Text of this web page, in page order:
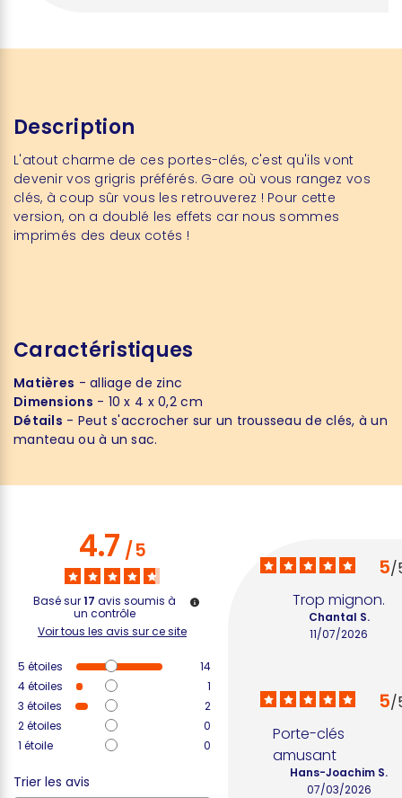
Description
L'atout charme de ces portes-clés, c'est qu'ils vont
devenir vos grigris préférés. Gare où vous rangez vos
clés, à coup sûr vous les retrouverez ! Pour cette
version, on a doublé les effets car nous sommes
imprimés des deux cotés !
Caractéristiques
Matières - alliage de zinc
Dimensions - 10 x 4 x 0,2 cm
Détails - Peut s'accrocher sur un trousseau de clés, à un
manteau ou à un sac.
4.7/5
Basé sur17 avis soumis à
un contrôle
Voir tous les avis sur ce site
5 étoiles
14
4étoiles
1
3 étoiles
2
2étoiles
0
1 étoile 0
Trier les avis
5/
Trop mignon.
11/07/2026
Chantal S.
5/
Porte-clés
amusant
07/03/2026
Hans-Joachim S.